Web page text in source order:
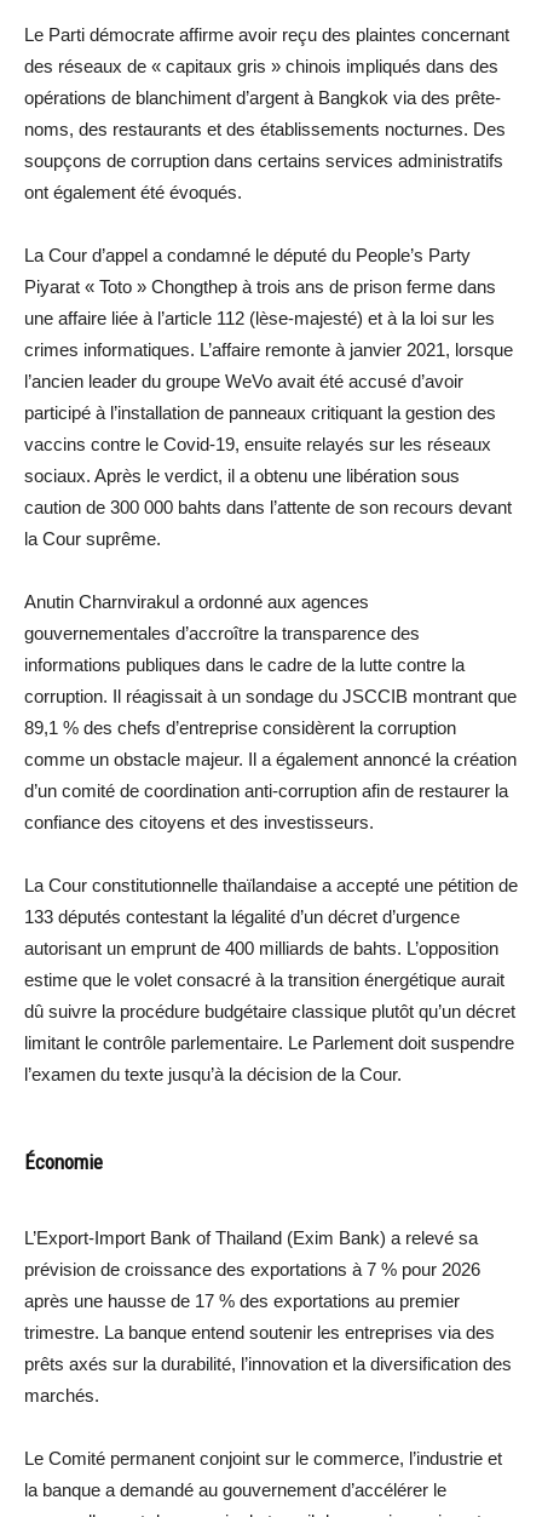
Le Parti démocrate affirme avoir reçu des plaintes concernant
des réseaux de « capitaux gris » chinois impliqués dans des
opérations de blanchiment d’argent à Bangkok via des prête-
noms, des restaurants et des établissements nocturnes. Des
soupçons de corruption dans certains services administratifs
ont également été évoqués.
La Cour d’appel a condamné le député du People’s Party
Piyarat « Toto » Chongthep à trois ans de prison ferme dans
une affaire liée à l’article 112 (lèse-majesté) et à la loi sur les
crimes informatiques. L’affaire remonte à janvier 2021, lorsque
l’ancien leader du groupe WeVo avait été accusé d’avoir
participé à l’installation de panneaux critiquant la gestion des
vaccins contre le Covid-19, ensuite relayés sur les réseaux
sociaux. Après le verdict, il a obtenu une libération sous
caution de 300 000 bahts dans l’attente de son recours devant
la Cour suprême.
Anutin Charnvirakul a ordonné aux agences
gouvernementales d’accroître la transparence des
informations publiques dans le cadre de la lutte contre la
corruption. Il réagissait à un sondage du JSCCIB montrant que
89,1 % des chefs d’entreprise considèrent la corruption
comme un obstacle majeur. Il a également annoncé la création
d’un comité de coordination anti-corruption afin de restaurer la
confiance des citoyens et des investisseurs.
La Cour constitutionnelle thaïlandaise a accepté une pétition de
133 députés contestant la légalité d’un décret d’urgence
autorisant un emprunt de 400 milliards de bahts. L’opposition
estime que le volet consacré à la transition énergétique aurait
dû suivre la procédure budgétaire classique plutôt qu’un décret
limitant le contrôle parlementaire. Le Parlement doit suspendre
l’examen du texte jusqu’à la décision de la Cour.
Économie
L’Export-Import Bank of Thailand (Exim Bank) a relevé sa
prévision de croissance des exportations à 7 % pour 2026
après une hausse de 17 % des exportations au premier
trimestre. La banque entend soutenir les entreprises via des
prêts axés sur la durabilité, l’innovation et la diversification des
marchés.
Le Comité permanent conjoint sur le commerce, l’industrie et
la banque a demandé au gouvernement d’accélérer le